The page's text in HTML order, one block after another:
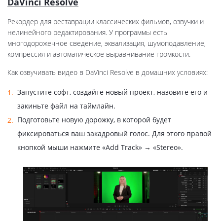
Рекордер для реставрации классических фильмов, озвучки и
нелинейного редактирования. У программы есть
многодорожечное сведение, эквализация, шумоподавление,
компрессия и автоматическое выравнивание громкости.
Как озвучивать видео в DaVinci Resolve в домашних условиях:
Запустите софт, создайте новый проект, назовите его и
закиньте файл на таймлайн.
Подготовьте новую дорожку, в которой будет
фиксироваться ваш закадровый голос. Для этого правой
кнопкой мыши нажмите «Add Track» → «Stereo».